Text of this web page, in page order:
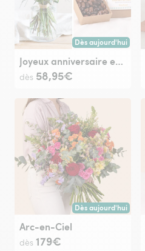
Dès aujourd'hui
Livraison dès
Joyeux anniversaire et ses amandes au chocolat
dès 58,95€
Dès aujourd'hui
Livraison dès
Arc-en-Ciel
dès 179€